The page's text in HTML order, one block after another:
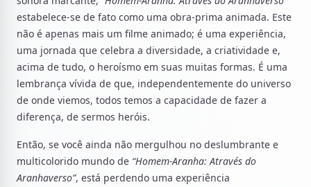
estabelece-se de fato como uma obra-prima animada. Este
não é apenas mais um filme animado; é uma experiência,
uma jornada que celebra a diversidade, a criatividade e,
acima de tudo, o heroísmo em suas muitas formas. É uma
lembrança vívida de que, independentemente do universo
de onde viemos, todos temos a capacidade de fazer a
diferença, de sermos heróis.
Então, se você ainda não mergulhou no deslumbrante e
multicolorido mundo de “Homem-Aranha: Através do
Aranhaverso”, está perdendo uma experiência